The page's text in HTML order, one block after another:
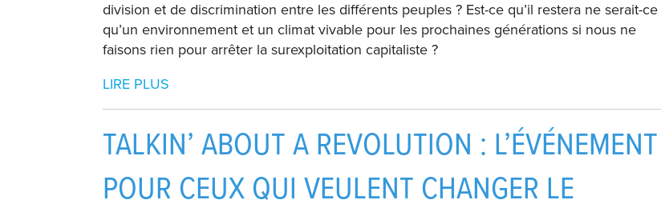
division et de discrimination entre les différents peuples ? Est-ce qu’il restera ne serait-ce
qu’un environnement et un climat vivable pour les prochaines générations si nous ne
faisons rien pour arrêter la surexploitation capitaliste ?
LIRE PLUS
TALKIN’ ABOUT A REVOLUTION : L’ÉVÉNEMENT
POUR CEUX QUI VEULENT CHANGER LE